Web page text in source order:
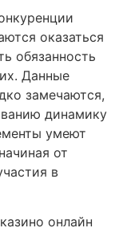
оказаться
обязанность
Данные
замечаются,
динамику
умеют
от
в
онлайн